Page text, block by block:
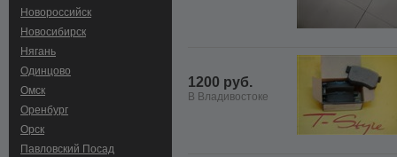
Новороссийск
Новосибирск
Нягань
Одинцово
Омск
Оренбург
Орск
Павловский Посад
1200 руб.
В Владивостоке